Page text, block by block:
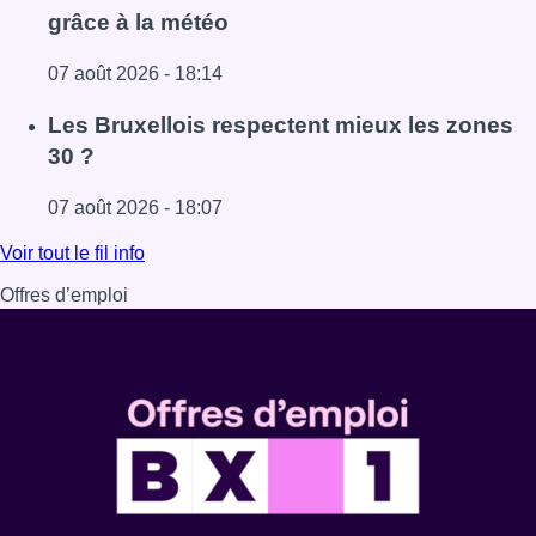
grâce à la météo
07 août 2026 - 18:14
Lire l'article Foire du Midi: les visiteurs au rendez-vous
Les Bruxellois respectent mieux les zones
30 ?
07 août 2026 - 18:07
Lire l'article Les Bruxellois respectent mieux les zones 30
Voir tout le fil info
Offres d’emploi